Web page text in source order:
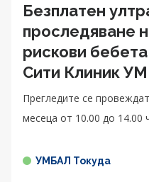
Безплатен
проследяване
рискови
Сити Клиник
Прегледите се
месеца от 10.00 до 14.00
УМБАЛ Токуда